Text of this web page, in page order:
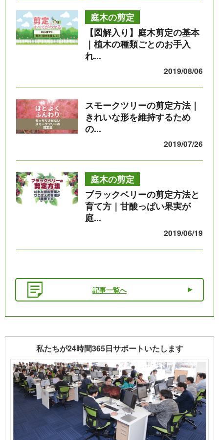
庭木の剪定
【図解入り】庭木剪定の基本
｜植木の種類ごとのお手入
れ...
2019/08/06
スモークツリーの剪定方法｜
きれいな形を維持するため
の...
2019/07/26
庭木の剪定
ブラックベリーの剪定方法と
育て方｜甘酸っぱい果実が
庭...
2019/06/19
記事一覧へ
私たちが24時間365日サポートいたします